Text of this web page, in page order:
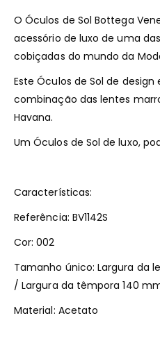
O Óculos de Sol Bottega
acessório de luxo de uma
cobiçadas do mundo da
Este Óculos de Sol de design
combinação das lentes
Havana.
Um Óculos de Sol de luxo,
Características:
Referência: BV1142S
Cor: 002
Tamanho único: Largura da
/ Largura da têmpora 140
Material: Acetato